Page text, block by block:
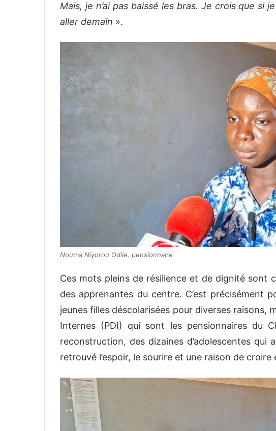
Mais, je n’ai pas baissé les bras. Je crois que si
aller demain ».
Nouma Niyorou Odile, pensionnaire
Ces mots pleins de résilience et de dignité sont
des apprenantes du centre. C’est précisément
jeunes filles déscolarisées pour diverses raisons,
Internes (PDI) qui sont les pensionnaires du
reconstruction, des dizaines d’adolescentes qui
retrouvé l’espoir, le sourire et une raison de croire